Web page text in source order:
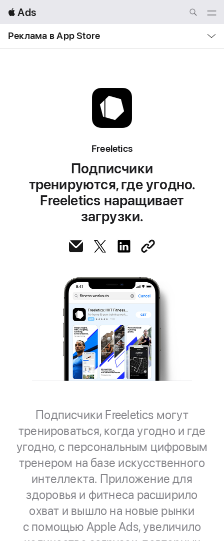
 Ads
Nav
Open
Реклама в App Store
Nav
Open
Menu
Freeletics
Подписчики
тренируются, где угодно.
Freeletics наращивает
загрузки.
Подписчики Freeletics могут
тренироваться, когда угодно и где
угодно, с персональным цифровым
тренером на базе искусственного
интеллекта. Приложение для
здоровья и фитнеса расширило
охват и вышло на новые рынки
с помощью Apple Ads, увеличило